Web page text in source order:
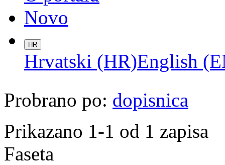
Novo
HR
Hrvatski (HR)English
Probrano po: dopisnica
Prikazano 1-1 od 1 zapisa
Faseta